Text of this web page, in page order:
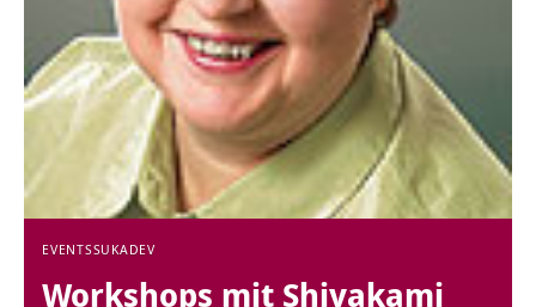
EVENTSSUKADEV
Workshops mit Shivakami